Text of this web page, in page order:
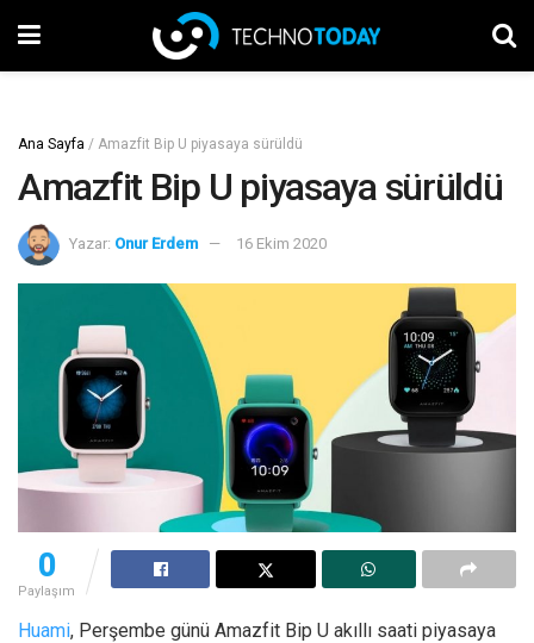
Ana Sayfa / Amazfit Bip U piyasaya sürüldü
Amazfit Bip U piyasaya sürüldü
Yazar: Onur Erdem 16 Ekim 2020
0
Paylaşım
Huami, Perşembe günü Amazfit Bip U akıllı saati piyasaya